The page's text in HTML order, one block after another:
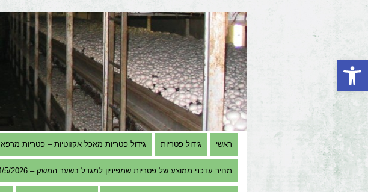
פתח סרגל נגישות
ראשי גידול פטריות גידול פטריות מאכל אקזוטיות – פטריות מרפא
מחיר עדכני ממוצע של פטריות שמפיניון למגדל בשער המשק – 14/5/2026